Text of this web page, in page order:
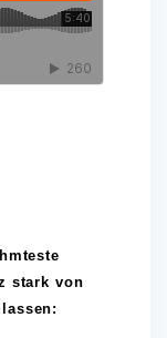
stark von